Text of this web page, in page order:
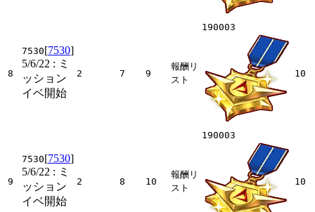
8
7530[7530]
5/6/22 : ミ
ッション
イベ開始
2 7 9
報酬リ
スト
190003
10
9
7530[7530]
5/6/22 : ミ
ッション
イベ開始
2 8 10
報酬リ
スト
190003
10